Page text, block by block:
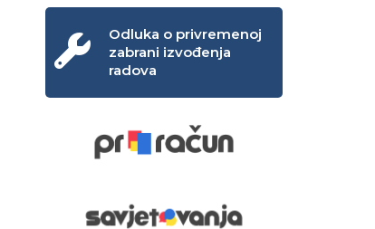
Odluka o privremenoj
zabrani izvođenja
radova